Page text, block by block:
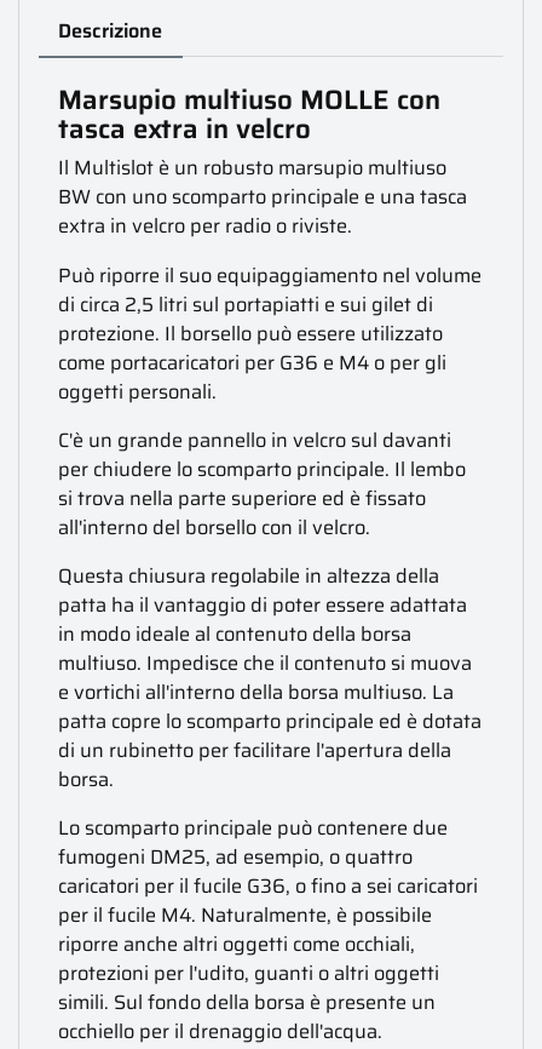
Descrizione
Marsupio multiuso MOLLE con
tasca extra in velcro
Il Multislot è un robusto marsupio multiuso
BW con uno scomparto principale e una tasca
extra in velcro per radio o riviste.
Può riporre il suo equipaggiamento nel volume
di circa 2,5 litri sul portapiatti e sui gilet di
protezione. Il borsello può essere utilizzato
come portacaricatori per G36 e M4 o per gli
oggetti personali.
C'è un grande pannello in velcro sul davanti
per chiudere lo scomparto principale. Il lembo
si trova nella parte superiore ed è fissato
all'interno del borsello con il velcro.
Questa chiusura regolabile in altezza della
patta ha il vantaggio di poter essere adattata
in modo ideale al contenuto della borsa
multiuso. Impedisce che il contenuto si muova
e vortichi all'interno della borsa multiuso. La
patta copre lo scomparto principale ed è dotata
di un rubinetto per facilitare l'apertura della
borsa.
Lo scomparto principale può contenere due
fumogeni DM25, ad esempio, o quattro
caricatori per il fucile G36, o fino a sei caricatori
per il fucile M4. Naturalmente, è possibile
riporre anche altri oggetti come occhiali,
protezioni per l'udito, guanti o altri oggetti
simili. Sul fondo della borsa è presente un
occhiello per il drenaggio dell'acqua.